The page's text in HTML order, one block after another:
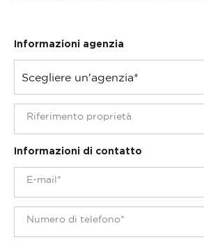
Informazioni agenzia
Informazioni di contatto